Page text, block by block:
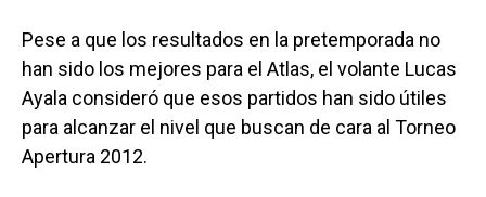
Pese a que los resultados en la pretemporada no
han sido los mejores para el Atlas, el volante Lucas
Ayala consideró que esos partidos han sido útiles
para alcanzar el nivel que buscan de cara al Torneo
Apertura 2012.